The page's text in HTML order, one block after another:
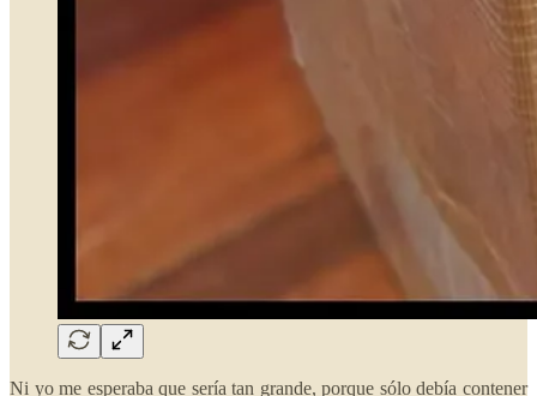
Ni yo me esperaba que sería tan grande, porque sólo debía contener